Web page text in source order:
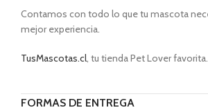
Contamos con todo lo que tu mascota
mejor experiencia.
TusMascotas.cl, tu tienda Pet Lover favorita.
FORMAS DE ENTREGA